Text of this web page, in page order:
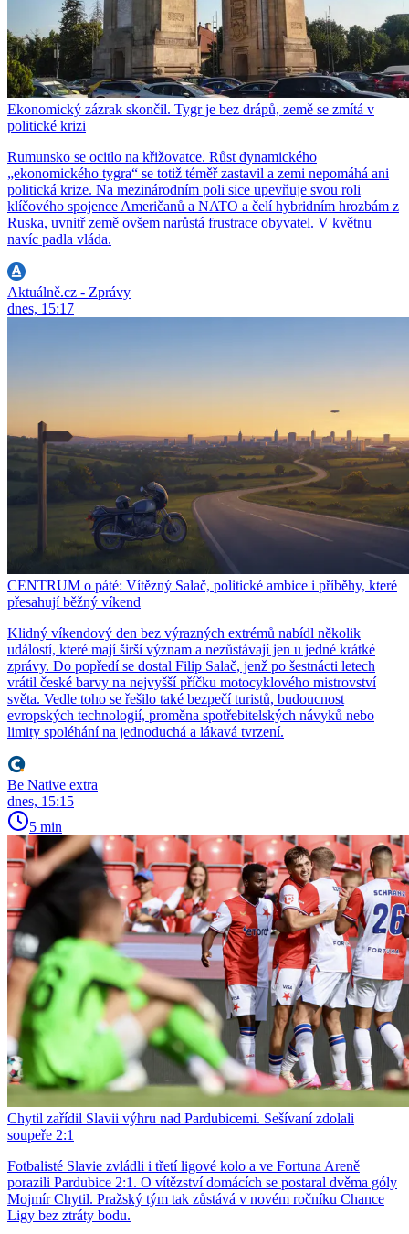
Ekonomický zázrak skončil. Tygr je bez drápů, země se zmítá v
politické krizi
Rumunsko se ocitlo na křižovatce. Růst dynamického
„ekonomického tygra“ se totiž téměř zastavil a zemi nepomáhá ani
politická krize. Na mezinárodním poli sice upevňuje svou roli
klíčového spojence Američanů a NATO a čelí hybridním hrozbám z
Ruska, uvnitř země ovšem narůstá frustrace obyvatel. V květnu
navíc padla vláda.
Aktuálně.cz - Zprávy
dnes, 15:17
CENTRUM o páté: Vítězný Salač, politické ambice i příběhy, které
přesahují běžný víkend
Klidný víkendový den bez výrazných extrémů nabídl několik
událostí, které mají širší význam a nezůstávají jen u jedné krátké
zprávy. Do popředí se dostal Filip Salač, jenž po šestnácti letech
vrátil české barvy na nejvyšší příčku motocyklového mistrovství
světa. Vedle toho se řešilo také bezpečí turistů, budoucnost
evropských technologií, proměna spotřebitelských návyků nebo
limity spoléhání na jednoduchá a lákavá tvrzení.
Be Native extra
dnes, 15:15
5 min
Chytil zařídil Slavii výhru nad Pardubicemi. Sešívaní zdolali
soupeře 2:1
Fotbalisté Slavie zvládli i třetí ligové kolo a ve Fortuna Areně
porazili Pardubice 2:1. O vítězství domácích se postaral dvěma góly
Mojmír Chytil. Pražský tým tak zůstává v novém ročníku Chance
Ligy bez ztráty bodu.